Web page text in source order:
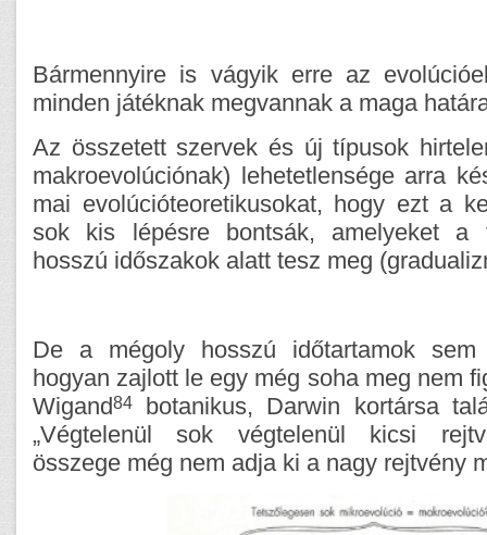
Bármennyire is vágyik erre az
minden játéknak megvannak a maga
Az összetett szervek és új típusok
makroevolúciónak) lehetetlensége arra
mai evolúcióteoretikusokat, hogy ezt a
sok kis lépésre bontsák, amelyeket a
hosszú időszakok alatt tesz meg
De a mégoly hosszú időtartamok sem
hogyan zajlott le egy még soha meg nem
Wigand84
botanikus, Darwin kortársa
„Végtelenül sok végtelenül kicsi
összege még nem adja ki a nagy rejtvény